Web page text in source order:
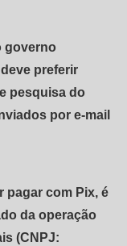
governo
preferir
pesquisa do
por e-mail
pagar com Pix, é
da operação
(CNPJ: